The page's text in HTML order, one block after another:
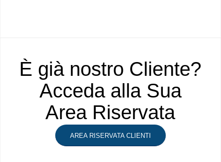
È già nostro Cliente?
Acceda alla Sua
Area Riservata
AREA RISERVATA CLIENTI